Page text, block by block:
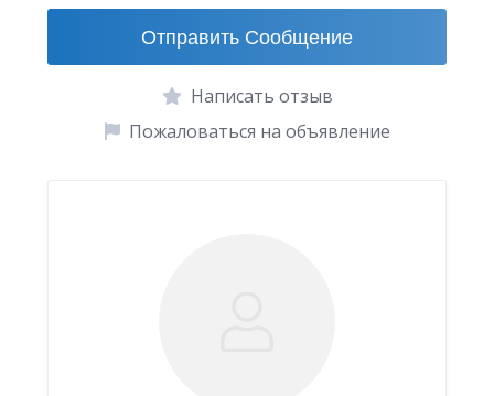
Отправить Сообщение
Написать отзыв
Пожаловаться на объявление